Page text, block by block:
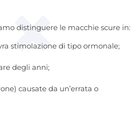
distinguere le macchie scure in:
stimolazione di tipo ormonale;
degli anni;
causate da un’errata o